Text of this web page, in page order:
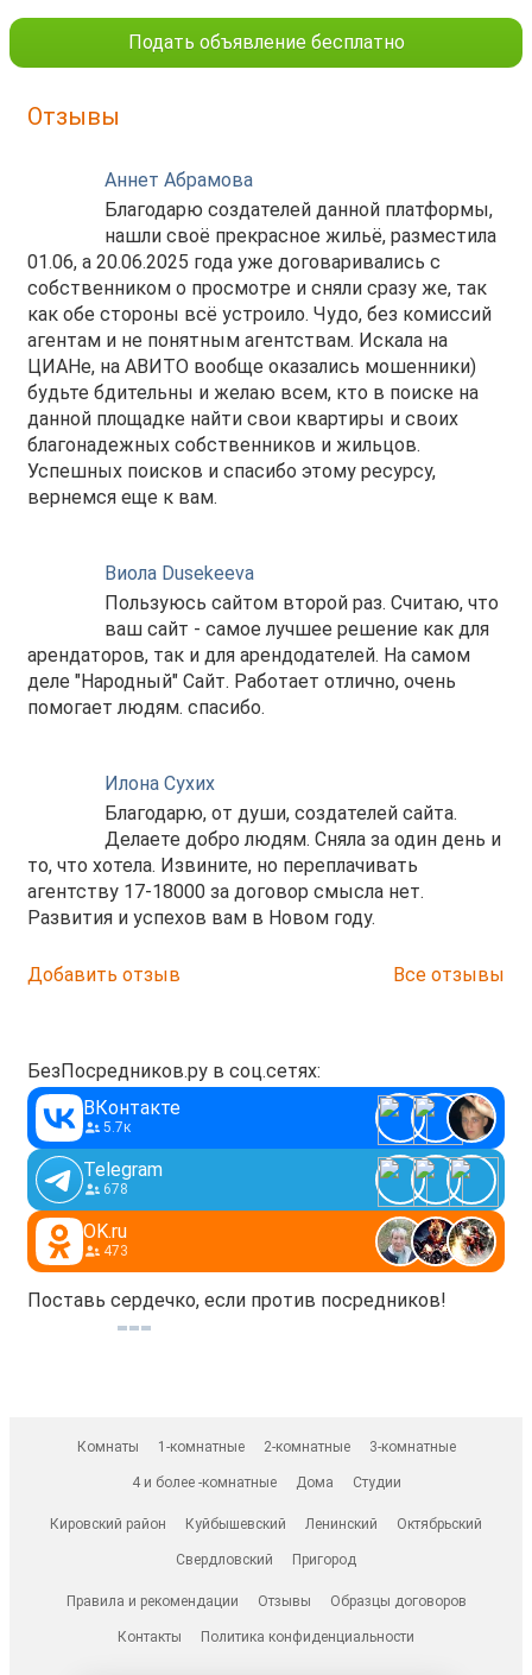
Подать объявление бесплатно
Отзывы
Аннет Абрамова
Благодарю создателей данной платформы,
нашли своё прекрасное жильё, разместила
01.06, а 20.06.2025 года уже договаривались с
собственником о просмотре и сняли сразу же, так
как обе стороны всё устроило. Чудо, без комиссий
агентам и не понятным агентствам. Искала на
ЦИАНе, на АВИТО вообще оказались мошенники)
будьте бдительны и желаю всем, кто в поиске на
данной площадке найти свои квартиры и своих
благонадежных собственников и жильцов.
Успешных поисков и спасибо этому ресурсу,
вернемся еще к вам.
Виола Dusekeeva
Пользуюсь сайтом второй раз. Считаю, что
ваш сайт - самое лучшее решение как для
арендаторов, так и для арендодателей. На самом
деле "Народный" Сайт. Работает отлично, очень
помогает людям. спасибо.
Илона Сухих
Благодарю, от души, создателей сайта.
Делаете добро людям. Сняла за один день и
то, что хотела. Извините, но переплачивать
агентству 17-18000 за договор смысла нет.
Развития и успехов вам в Новом году.
Добавить отзыв Все отзывы
БезПосредников.ру в соц.сетях:
ВКонтакте
5.7к
Telegram
678
OK.ru
473
Поставь сердечко, если против посредников!
Комнаты 1-комнатные 2-комнатные 3-комнатные
4 и более -комнатные Дома Студии
Кировский район Куйбышевский Ленинский Октябрьский
Свердловский Пригород
Правила и рекомендации Отзывы Образцы договоров
Контакты Политика конфиденциальности